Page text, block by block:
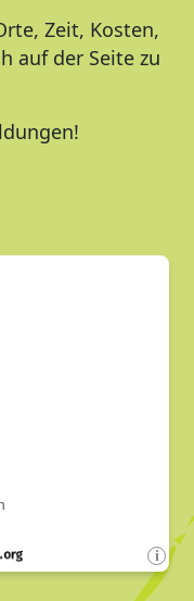
Zeit, Kosten,
auf der Seite zu